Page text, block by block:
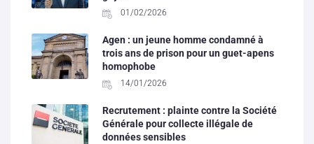
01/02/2026
Agen : un jeune homme condamné à
trois ans de prison pour un guet-apens
homophobe
14/01/2026
Recrutement : plainte contre la Société
Générale pour collecte illégale de
données sensibles